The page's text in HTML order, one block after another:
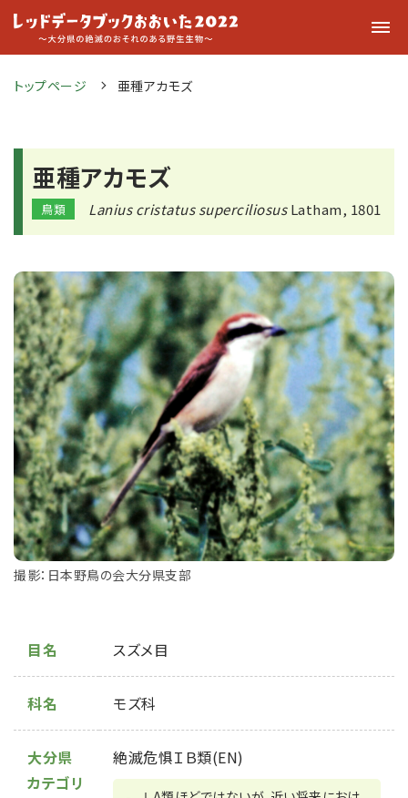
トップページ 亜種アカモズ
亜種アカモズ
鳥類 Lanius cristatus superciliosusLatham, 1801
撮影：日本野鳥の会大分県支部
目名 スズメ目
科名 モズ科
大分県
カテゴリ
絶滅危惧ＩＢ類(EN)